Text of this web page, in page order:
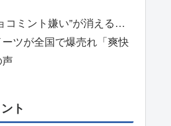
コミント嫌い”が消える…
ツが全国で爆売れ「爽快
声
ト